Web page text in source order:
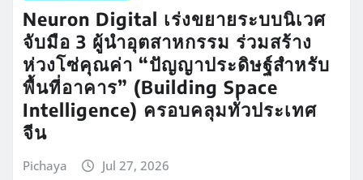
Neuron Digital เร่งขยายระบบนิเวศ
จับมือ 3 ผู้นำอุตสาหกรรม ร่วมสร้าง
ห่วงโซ่คุณค่า “ปัญญาประดิษฐ์สำหรับ
พื้นที่อาคาร” (Building Space
Intelligence) ครอบคลุมทั่วประเทศ
จีน
Pichaya Jul 27, 2026